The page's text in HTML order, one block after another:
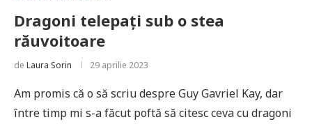
Dragoni telepați sub o stea
răuvoitoare
de Laura Sorin 29 aprilie 2023
Am promis că o să scriu despre Guy Gavriel Kay, dar
între timp mi s-a făcut poftă să citesc ceva cu dragoni